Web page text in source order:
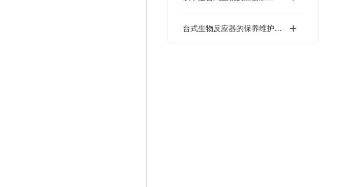
台式生物反应器的保养维护工作